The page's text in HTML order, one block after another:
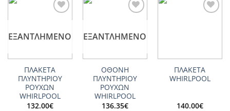
ΕΞΑΝΤΛΗΜΈΝΟ
ΠΛΑΚΕΤΑ
ΠΛΥΝΤΗΡΙΟΥ
ΡΟΥΧΩΝ
WHIRLPOOL
132.00€
ΕΞΑΝΤΛΗΜΈΝΟ
ΟΘΟΝΗ
ΠΛΥΝΤΗΡΙΟΥ
ΡΟΥΧΩΝ
WHIRLPOOL
136.35€
ΠΛΑΚΕΤΑ
WHIRLPOOL
140.00€